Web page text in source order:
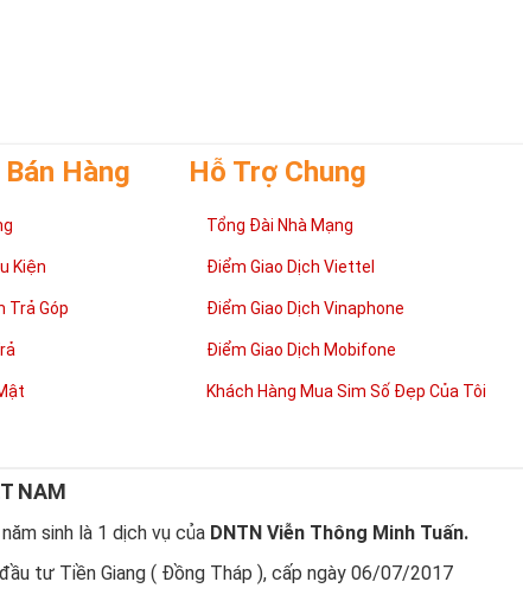
Hàng
Kiện
Trả Góp
Hỗ Trợ Chung
Tổng Đài Nhà Mạng
Điểm Giao Dịch Viettel
Điểm Giao Dịch Vinaphone
Điểm Giao Dịch Mobifone
Khách Hàng Mua Sim Số Đẹp Của Tôi
NAM
sinh là 1 dịch vụ của DNTN Viễn Thông Minh Tuấn.
tư Tiền Giang ( Đồng Tháp ), cấp ngày 06/07/2017